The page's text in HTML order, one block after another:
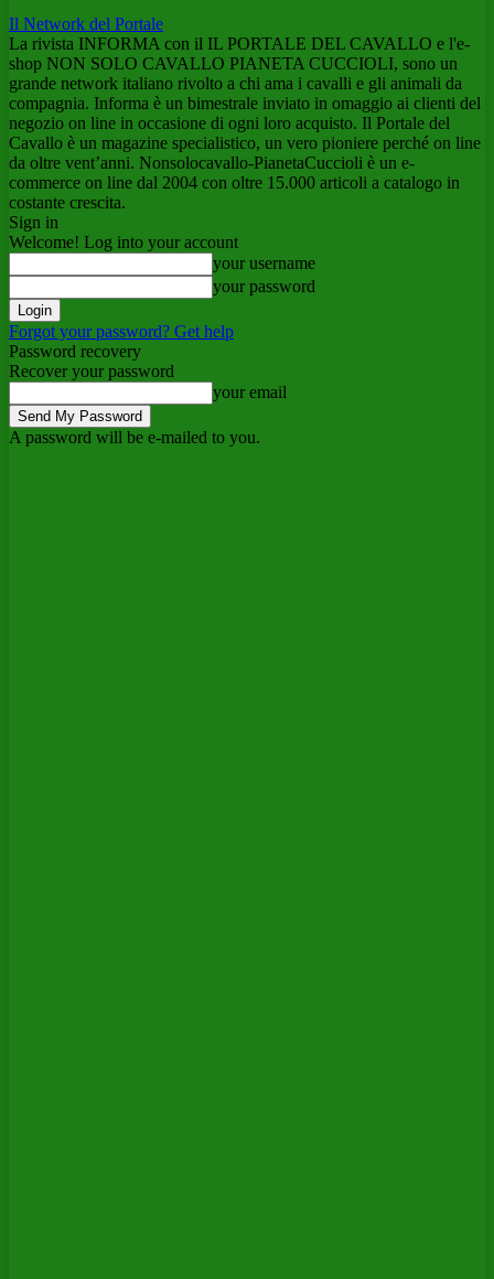
Il Network del Portale
La rivista INFORMA con il IL PORTALE DEL CAVALLO e l'e-
shop NON SOLO CAVALLO PIANETA CUCCIOLI, sono un
grande network italiano rivolto a chi ama i cavalli e gli animali da
compagnia. Informa è un bimestrale inviato in omaggio ai clienti del
negozio on line in occasione di ogni loro acquisto. Il Portale del
Cavallo è un magazine specialistico, un vero pioniere perché on line
da oltre vent’anni. Nonsolocavallo-PianetaCuccioli è un e-
commerce on line dal 2004 con oltre 15.000 articoli a catalogo in
costante crescita.
Sign in
Welcome! Log into your account
your username
your password
Forgot your password? Get help
Password recovery
Recover your password
your email
A password will be e-mailed to you.